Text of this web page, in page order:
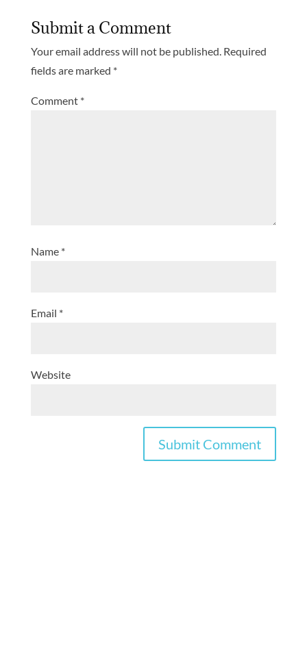
Submit a Comment
Your email address will not be published. Required
fields are marked *
Comment *
Name *
Email *
Website